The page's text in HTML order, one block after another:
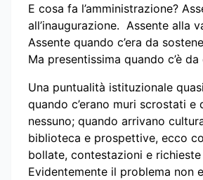
E cosa fa l’amministrazione?
all’inaugurazione. Assente alla
Assente quando c’era da
Ma presentissima quando c’è
Una puntualità istituzionale
quando c’erano muri scrostati e
nessuno; quando arrivano
biblioteca e prospettive, ecco
bollate, contestazioni e
Evidentemente il problema non